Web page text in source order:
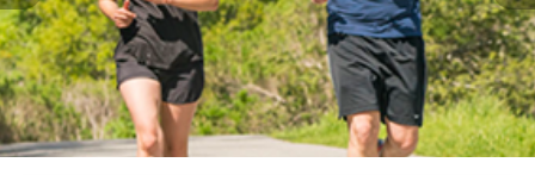
Previous